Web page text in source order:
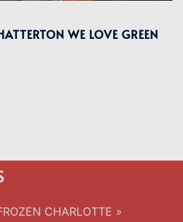
WE LOVE GREEN
CHARLOTTE »